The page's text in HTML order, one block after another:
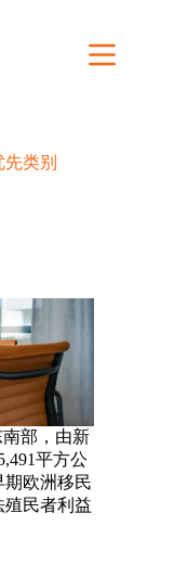
类别
南部，由新
平方公
期欧洲移民
民者利益